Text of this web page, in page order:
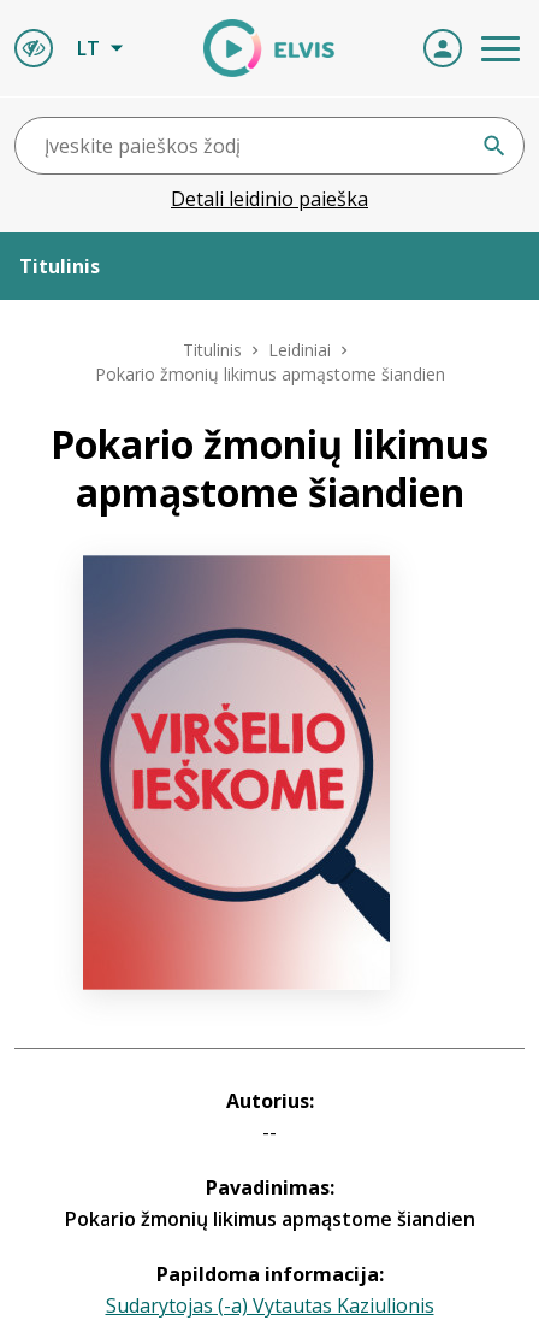
LT
Detali leidinio paieška
Titulinis
Titulinis
Leidiniai
Pokario žmonių likimus apmąstome šiandien
Pokario žmonių likimus
apmąstome šiandien
Autorius:
--
Pavadinimas:
Pokario žmonių likimus apmąstome šiandien
Papildoma informacija:
Sudarytojas (-a) Vytautas Kaziulionis